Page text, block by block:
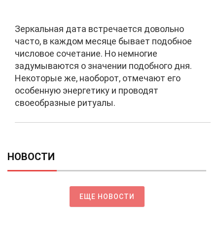
Зеркальная дата встречается довольно
часто, в каждом месяце бывает подобное
числовое сочетание. Но немногие
задумываются о значении подобного дня.
Некоторые же, наоборот, отмечают его
особенную энергетику и проводят
своеобразные ритуалы.
НОВОСТИ
ЕЩЕ НОВОСТИ